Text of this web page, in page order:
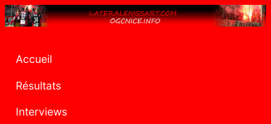
Accueil
Résultats
Interviews